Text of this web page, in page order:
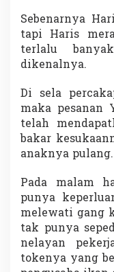
Sebenarnya
tapi Haris
terlalu
dikenalnya.
Di sela
maka pesanan
telah
bakar
anaknya pulang.
Pada malam
punya
melewati gang
tak punya
nelayan
tokenya yang